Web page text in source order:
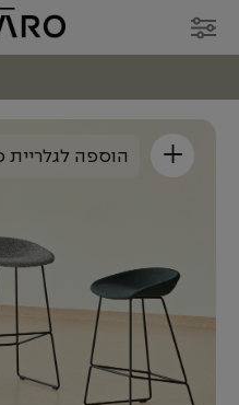
+ הוספה לגלריית